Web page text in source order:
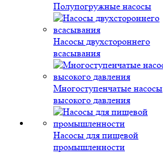
Полупогружные насосы
Насосы двухстороннего
всасывания
Многоступенчатые насосы
высокого давления
Насосы для пищевой
промышленности